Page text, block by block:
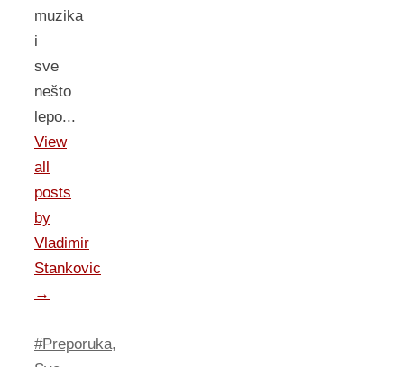
muzika
i
sve
nešto
lepo...
View
all
posts
by
Vladimir
Stankovic
→
#Preporuka,